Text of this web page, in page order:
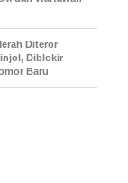
Diteror
Diblokir
Baru